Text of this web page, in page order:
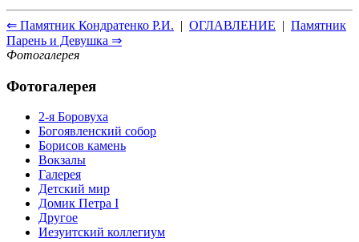
⇐ Памятник Кондратенко Р.И. | ОГЛАВЛЕНИЕ | Памятник
Парень и Девушка ⇒
Фотогалерея
Фотогалерея
2-я Боровуха
Богоявленский собор
Борисов камень
Вокзалы
Галерея
Детский мир
Домик Петра I
Другое
Иезуитский коллегиум